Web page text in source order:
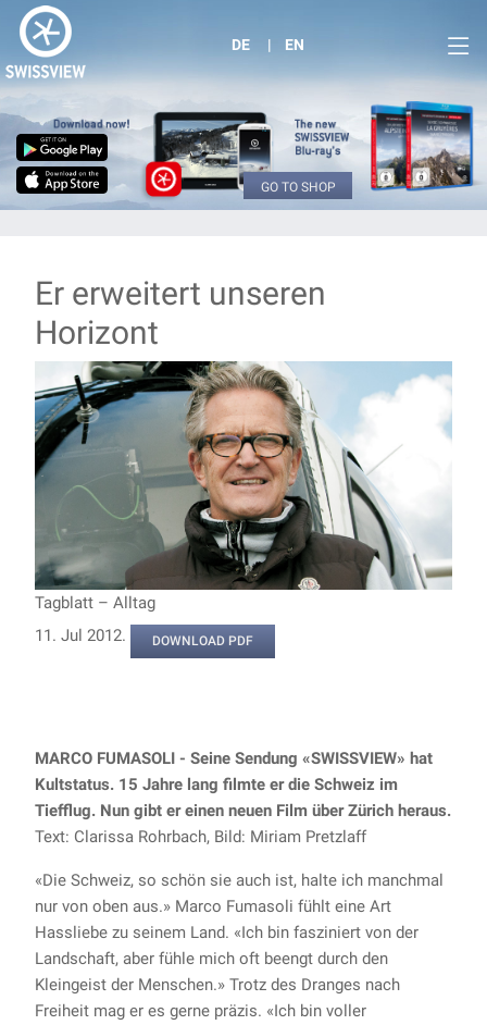
DE EN
GO TO SHOP
Er erweitert unseren
Horizont
Tagblatt – Alltag
11. Jul 2012.
DOWNLOAD PDF
MARCO FUMASOLI - Seine Sendung «SWISSVIEW» hat
Kultstatus. 15 Jahre lang filmte er die Schweiz im
Tiefflug. Nun gibt er einen neuen Film über Zürich heraus.
Text: Clarissa Rohrbach, Bild: Miriam Pretzlaff
«Die Schweiz, so schön sie auch ist, halte ich manchmal
nur von oben aus.» Marco Fumasoli fühlt eine Art
Hassliebe zu seinem Land. «Ich bin fasziniert von der
Landschaft, aber fühle mich oft beengt durch den
Kleingeist der Menschen.» Trotz des Dranges nach
Freiheit mag er es gerne präzis. «Ich bin voller